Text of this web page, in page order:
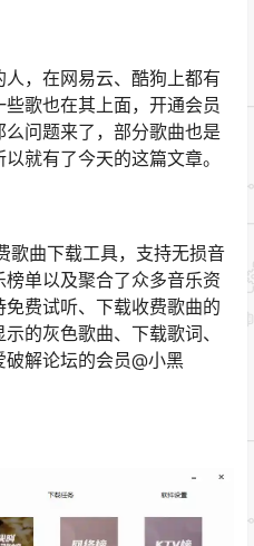
，在网易云、酷狗上都有
歌也在其上面，开通会员
问题来了，部分歌曲也是
就有了今天的这篇文章。
歌曲下载工具，支持无损音
单以及聚合了众多音乐资
费试听、下载收费歌曲的
的灰色歌曲、下载歌词、
解论坛的会员@小黑